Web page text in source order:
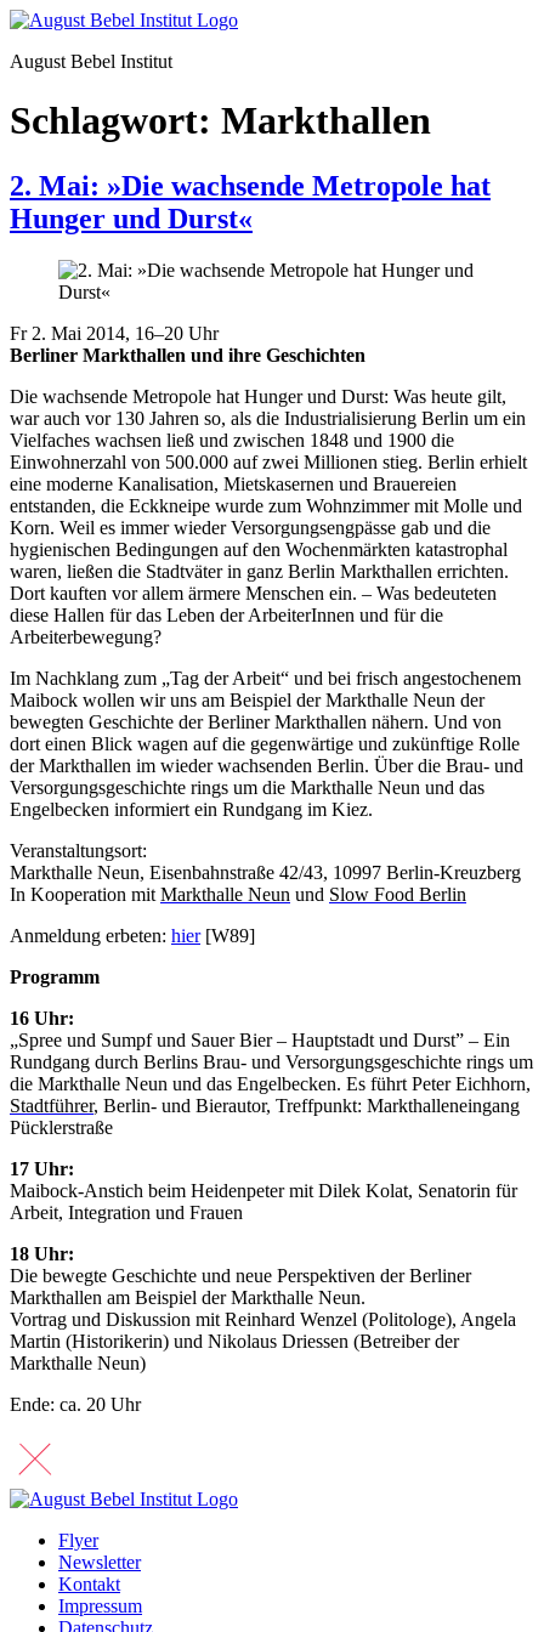
August Bebel Institut
Schlagwort: Markthallen
2. Mai: »Die wachsende Metropole hat
Hunger und Durst«
Fr 2. Mai 2014, 16–20 Uhr
Berliner Markthallen und ihre Geschichten
Die wachsende Metropole hat Hunger und Durst: Was heute gilt,
war auch vor 130 Jahren so, als die Industrialisierung Berlin um ein
Vielfaches wachsen ließ und zwischen 1848 und 1900 die
Einwohnerzahl von 500.000 auf zwei Millionen stieg. Berlin erhielt
eine moderne Kanalisation, Mietskasernen und Brauereien
entstanden, die Eckkneipe wurde zum Wohnzimmer mit Molle und
Korn. Weil es immer wieder Versorgungsengpässe gab und die
hygienischen Bedingungen auf den Wochenmärkten katastrophal
waren, ließen die Stadtväter in ganz Berlin Markthallen errichten.
Dort kauften vor allem ärmere Menschen ein. – Was bedeuteten
diese Hallen für das Leben der ArbeiterInnen und für die
Arbeiterbewegung?
Im Nachklang zum „Tag der Arbeit“ und bei frisch angestochenem
Maibock wollen wir uns am Beispiel der Markthalle Neun der
bewegten Geschichte der Berliner Markthallen nähern. Und von
dort einen Blick wagen auf die gegenwärtige und zukünftige Rolle
der Markthallen im wieder wachsenden Berlin. Über die Brau- und
Versorgungsgeschichte rings um die Markthalle Neun und das
Engelbecken informiert ein Rundgang im Kiez.
Veranstaltungsort:
Markthalle Neun, Eisenbahnstraße 42/43, 10997 Berlin-Kreuzberg
In Kooperation mit Markthalle Neun und Slow Food Berlin
Anmeldung erbeten: hier[W89]
Programm
16 Uhr:
„Spree und Sumpf und Sauer Bier – Hauptstadt und Durst” – Ein
Rundgang durch Berlins Brau- und Versorgungsgeschichte rings um
die Markthalle Neun und das Engelbecken. Es führt Peter Eichhorn,
Stadtführer, Berlin- und Bierautor, Treffpunkt: Markthalleneingang
Pücklerstraße
17 Uhr:
Maibock-Anstich beim Heidenpeter mit Dilek Kolat, Senatorin für
Arbeit, Integration und Frauen
18 Uhr:
Die bewegte Geschichte und neue Perspektiven der Berliner
Markthallen am Beispiel der Markthalle Neun.
Vortrag und Diskussion mit Reinhard Wenzel (Politologe), Angela
Martin (Historikerin) und Nikolaus Driessen (Betreiber der
Markthalle Neun)
Ende: ca. 20 Uhr
Flyer
Newsletter
Kontakt
Impressum
Datenschutz